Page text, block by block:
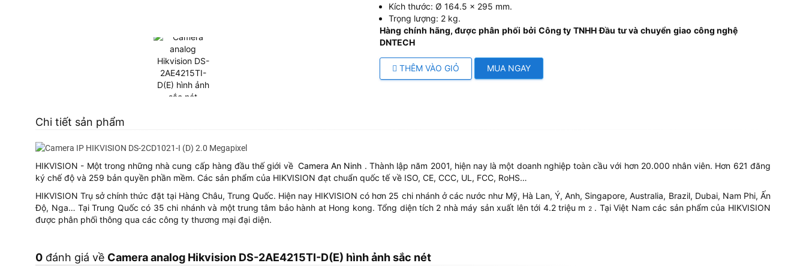
Kích thước: Ø 164.5 × 295 mm.
Trọng lượng: 2 kg.
Hàng chính hãng, được phân phối bởi Công ty TNHH Đầu tư và chuyển giao công nghệ
DNTECH
THÊM VÀO GIỎ MUA NGAY
Chi tiết sản phẩm
HIKVISION - Một trong những nhà cung cấp hàng đầu thế giới vềCamera An Ninh . Thành lập năm 2001, hiện nay là một doanh nghiệp toàn cầu với hơn 20.000 nhân viên. Hơn 621 đăng
ký chế độ và 259 bản quyền phần mềm. Các sản phẩm của HIKVISION đạt chuẩn quốc tế về ISO, CE, CCC, UL, FCC, RoHS…
HIKVISION Trụ sở chính thức đặt tại Hàng Châu, Trung Quốc. Hiện nay HIKVISION có hơn 25 chi nhánh ở các nước như Mỹ, Hà Lan, Ý, Anh, Singapore, Australia, Brazil, Dubai, Nam Phi, Ấn
Độ, Nga… Tại Trung Quốc có 35 chi nhánh và một trung tâm bảo hành at Hong kong. Tổng diện tích 2 nhà máy sản xuất lên tới 4.2 triệu m 2. Tại Việt Nam các sản phẩm của HIKVISION
được phân phối thông qua các công ty thương mại đại diện.
0đánh giá về Camera analog Hikvision DS-2AE4215TI-D(E) hình ảnh sắc nét